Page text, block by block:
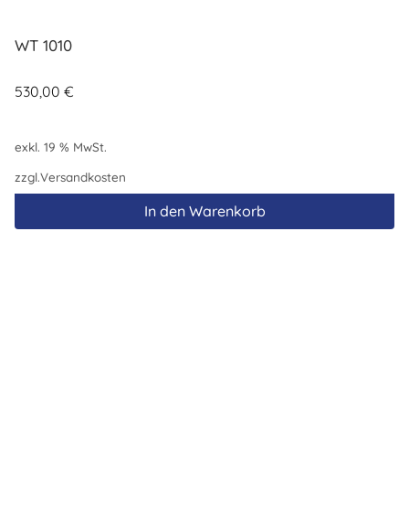
WT 1010
530,00 €
exkl. 19 % MwSt.
zzgl.Versandkosten
In den Warenkorb